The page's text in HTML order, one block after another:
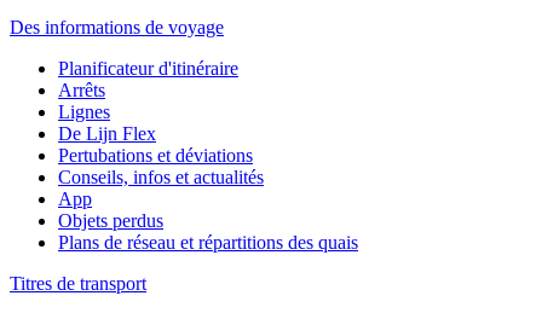
Des informations de voyage
Planificateur d'itinéraire
Arrêts
Lignes
De Lijn Flex
Pertubations et déviations
Conseils, infos et actualités
App
Objets perdus
Plans de réseau et répartitions des quais
Titres de transport